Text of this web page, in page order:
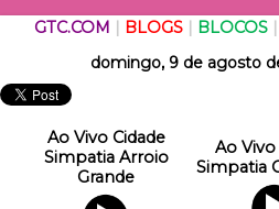
GTC.COM BLOGS| BLOCOS|
domingo, 9 de agosto
Ao Vivo Cidade
Simpatia Arroio
Grande
Ao Vivo
Simpatia